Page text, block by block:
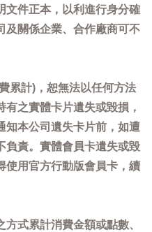
文件正本，以利進行身分確
及關係企業、合作廠商可不
累計)，恕無法以任何方法
之實體卡片遺失或毀損，
知本公司遺失卡片前，如遭
負責。實體會員卡遺失或毀
使用官方行動版會員卡，續
式累計消費金額或點數、